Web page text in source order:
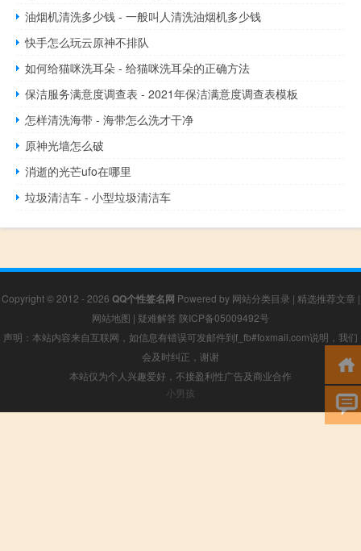
油烟机清洗多少钱 - 一般叫人清洗油烟机多少钱
快手怎么玩云原神不排队
如何给猫咪洗耳朵 - 给猫咪洗耳朵的正确方法
保洁服务满意度调查表 - 2021年保洁满意度调查表模板
怎样清洗海带 - 海带怎么洗才干净
原神光墙怎么破
消逝的光芒ufo在哪里
垃圾清洁车 - 小型垃圾清洁车
Copyright © 2012 - 2026 QQ个性签名网 Powered by 网站分类目录 | 精选推荐文章 |
网站地图 | 疑难解答 陕ICP备05009492号
声明：本站内容来自互联网，如信息有错误可发邮件到f_fb#foxmail.com说明，我们
会及时纠正，谢谢
本站仅为个人兴趣爱好，不接盈利性广告及商业合作
小男孩